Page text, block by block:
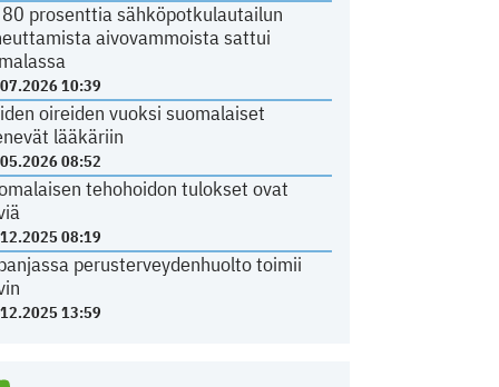
prosenttia sähköpotkulautailun
aivovammoista sattui
10:39
oireiden vuoksi suomalaiset
lääkäriin
08:52
tehohoidon tulokset ovat
08:19
perusterveydenhuolto toimii
13:59